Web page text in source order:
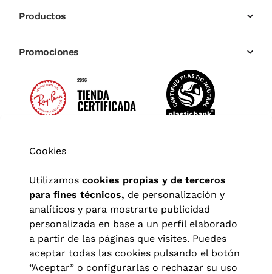
Productos
Promociones
Cookies
Utilizamos cookies propias y de terceros
para fines técnicos, de personalización y
analíticos y para mostrarte publicidad
personalizada en base a un perfil elaborado
a partir de las páginas que visites. Puedes
aceptar todas las cookies pulsando el botón
“Aceptar” o configurarlas o rechazar su uso